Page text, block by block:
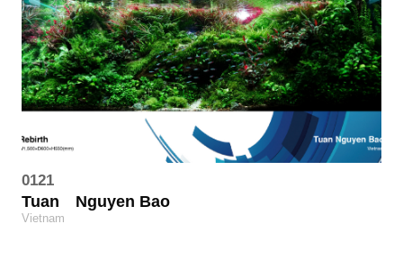
0121
Tuan Nguyen Bao
Vietnam